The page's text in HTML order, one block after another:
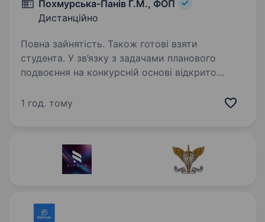
Похмурська-Панів Г.М., ФОП
Дистанційно
Повна зайнятість. Також готові взяти
студента. У зв’язку з задачами планового
подвоєння на конкурсній основі відкрито
Що Вас очікує при співпраці з нами: зарплату
1 год. тому